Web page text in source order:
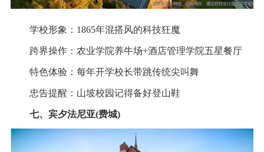
学校形象：1865年混搭风的科技狂魔
跨界操作：农业学院养牛场+酒店管理学院五星餐厅
特色体验：每年开学校长带跳传统尖叫舞
忠告提醒：山坡校园记得备好登山鞋
七、宾夕法尼亚(费城)